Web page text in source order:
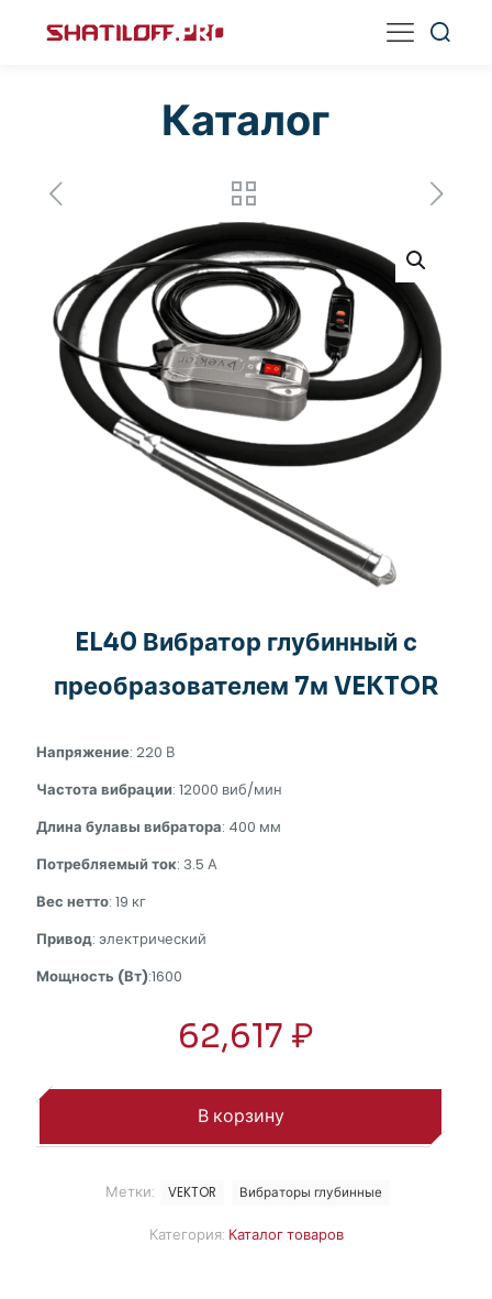
Каталог
EL40 Вибратор глубинный с
преобразователем 7м VEKTOR
Напряжение: 220 В
Частота вибрации: 12000 виб/мин
Длина булавы вибратора: 400 мм
Потребляемый ток: 3.5 А
Вес нетто: 19 кг
Привод: электрический
Мощность (Вт):1600
62,617 ₽
В корзину
Категория: Каталог товаров
Метки: VEKTOR Вибраторы глубинные